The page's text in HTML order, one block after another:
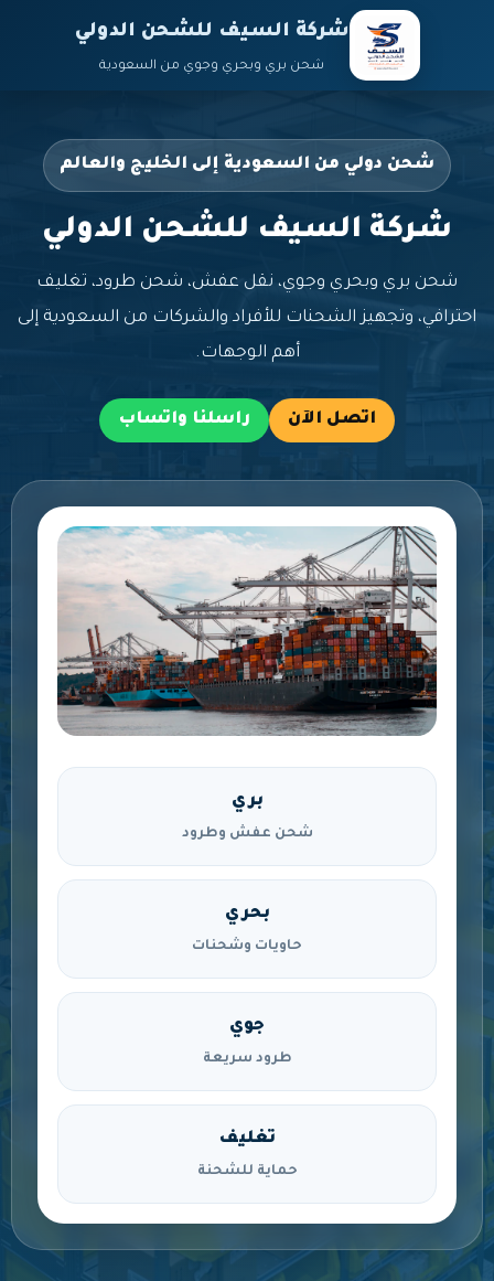
شركة السيف للشحن الدولي
شحن بري وبحري وجوي من السعودية
شحن دولي من السعودية إلى الخليج والعالم
شركة السيف للشحن الدولي
شحن بري وبحري وجوي، نقل عفش، شحن طرود، تغليف
احترافي، وتجهيز الشحنات للأفراد والشركات من السعودية إلى
أهم الوجهات.
اتصل الآن راسلنا واتساب
بري
شحن عفش وطرود
بحري
حاويات وشحنات
جوي
طرود سريعة
تغليف
حماية للشحنة